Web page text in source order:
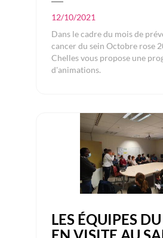
12/10/2021
Dans le cadre du mois de
cancer du sein Octobre rose
Chelles vous propose une
d'animations.
LES ÉQUIPES